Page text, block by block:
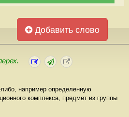
Добавить слово
либо, например определенную
комплекса, предмет из группы